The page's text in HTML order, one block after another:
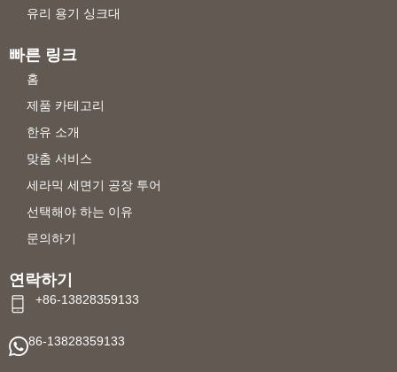
유리 용기 싱크대
빠른 링크
홈
제품 카테고리
한유 소개
맞춤 서비스
세라믹 세면기 공장 투어
선택해야 하는 이유
문의하기
연락하기
+86-13828359133
86-13828359133